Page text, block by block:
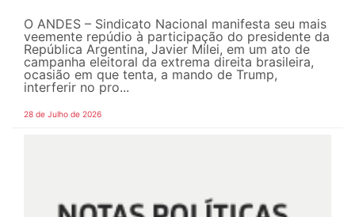
O ANDES – Sindicato Nacional manifesta seu mais
veemente repúdio à participação do presidente da
República Argentina, Javier Milei, em um ato de
campanha eleitoral da extrema direita brasileira,
ocasião em que tenta, a mando de Trump,
interferir no pro...
28 de Julho de 2026